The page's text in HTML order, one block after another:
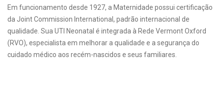
Em funcionamento desde 1927, a Maternidade possui certificação
da Joint Commission International, padrão internacional de
qualidade. Sua UTI Neonatal é integrada à Rede Vermont Oxford
(RVO), especialista em melhorar a qualidade e a segurança do
cuidado médico aos recém-nascidos e seus familiares.